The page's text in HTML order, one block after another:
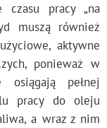
czasu pracy „na
muszą również
aktywne
ponieważ w
pełnej
pracy do oleju
a wraz z nim